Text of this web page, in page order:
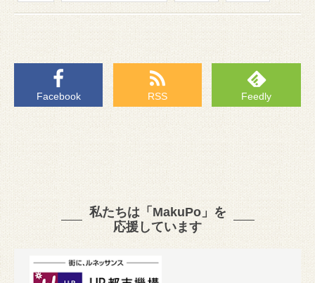
Facebook RSS Feedly
私たちは「MakuPo」を
応援しています